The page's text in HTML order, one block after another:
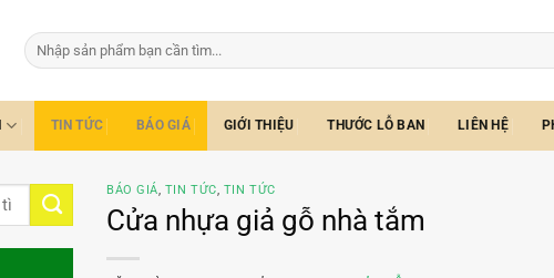
Tìm
kiếm:
TIN TỨC BÁO GIÁ GIỚI THIỆU THƯỚC LỖ BAN LIÊN HỆ
BÁO GIÁ, TIN TỨC, TIN TỨC
Cửa nhựa giả gỗ nhà tắm